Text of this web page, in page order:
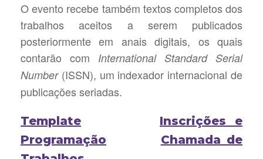
O evento recebe também textos completos dos
trabalhos aceitos a serem publicados
posteriormente em anais digitais, os quais
contarão com International Standard Serial
Number(ISSN), um indexador internacional de
publicações seriadas.
Template
Inscrições e
Programação
Chamada de